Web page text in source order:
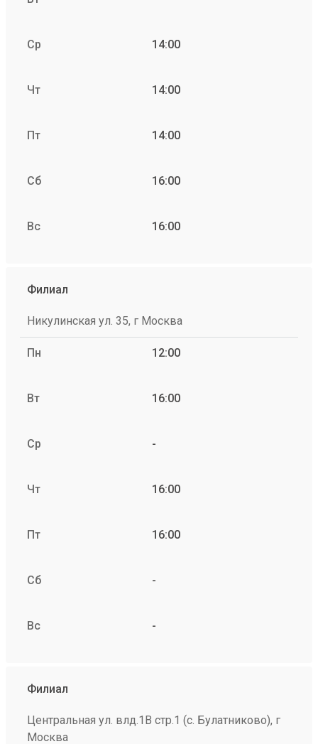
Ср 14:00
Чт 14:00
Пт 14:00
Сб 16:00
Вс 16:00
Филиал
Никулинская ул. 35, г Москва
Пн 12:00
Вт 16:00
Ср -
Чт 16:00
Пт 16:00
Сб -
Вс -
Филиал
Центральная ул. влд.1В стр.1 (с. Булатниково), г
Москва